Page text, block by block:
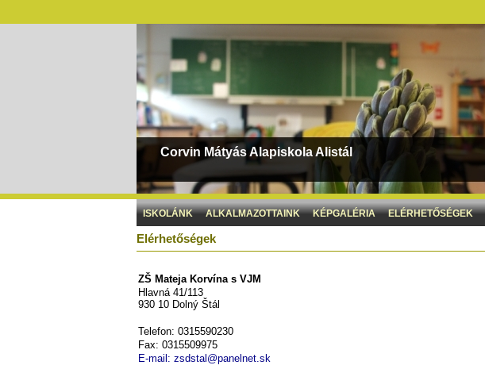
Corvin Mátyás Alapiskola Alistál
ISKOLÁNK ALKALMAZOTTAINK KÉPGALÉRIA ELÉRHETŐSÉGEK
Elérhetőségek
ZŠ Mateja Korvína s VJM
Hlavná 41/113
930 10 Dolný Štál
Telefon: 0315590230
Fax: 0315509975
E-mail: zsdstal@panelnet.sk